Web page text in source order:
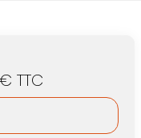
TTC